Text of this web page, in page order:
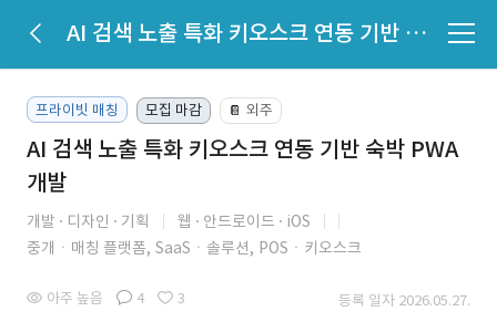
AI 검색 노출 특화 키오스크 연동 기반 숙박 PWA 개발
프라이빗 매칭 모집 마감 📔 외주
AI 검색 노출 특화 키오스크 연동 기반 숙박 PWA
개발
개발 디자인 기획 웹 안드로이드
iOS
중개ㆍ매칭 플랫폼, SaaSㆍ솔루션, POSㆍ키오스크
아주 높음 4 3 등록 일자 2026.05.27.